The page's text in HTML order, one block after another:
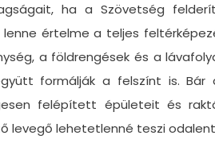
ha a Szövetség
értelme a teljes
a földrengések és a
formálják a felszínt is. Bár
felépített épületeit és
levegő lehetetlenné teszi